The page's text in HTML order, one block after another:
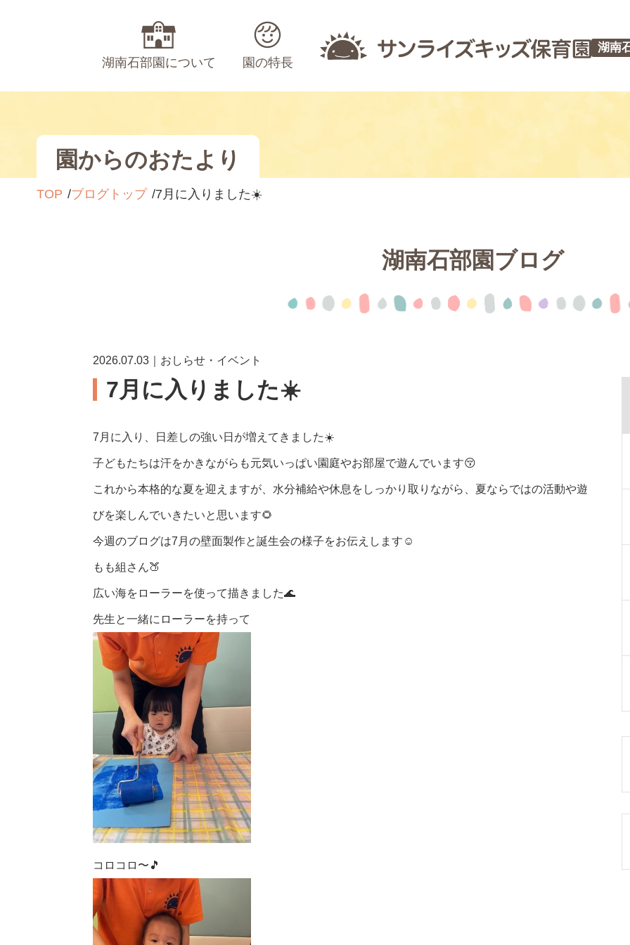
湖南石部園について 園の特長
湖南
園からのおたより
TOP ブログトップ 7月に入りました☀️
湖南石部園ブログ
2026.07.03｜おしらせ・イベント
7月に入りました☀️
7月に入り、日差しの強い日が増えてきました☀️
子どもたちは汗をかきながらも元気いっぱい園庭やお部屋で遊んでいます😚
これから本格的な夏を迎えますが、水分補給や休息をしっかり取りながら、夏ならではの活動や遊
びを楽しんでいきたいと思います🌻
今週のブログは7月の壁面製作と誕生会の様子をお伝えします☺️
もも組さん🍑
広い海をローラーを使って描きました🌊
先生と一緒にローラーを持って
コロコロ〜🎵